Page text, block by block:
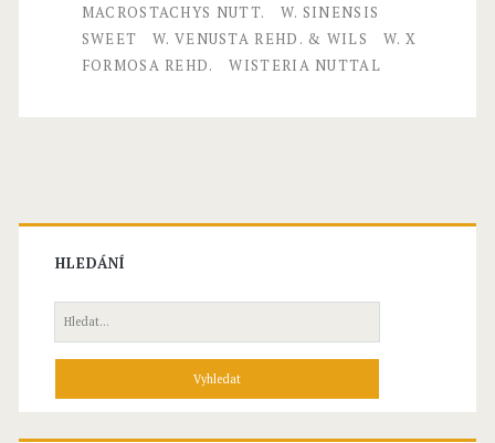
r
i
t
a
l
MACROSTACHYS NUTT.
W. SINENSIS
SWEET
W. VENUSTA REHD. & WILS
W. X
FORMOSA REHD.
WISTERIA NUTTAL
HLEDÁNÍ
H
l
d